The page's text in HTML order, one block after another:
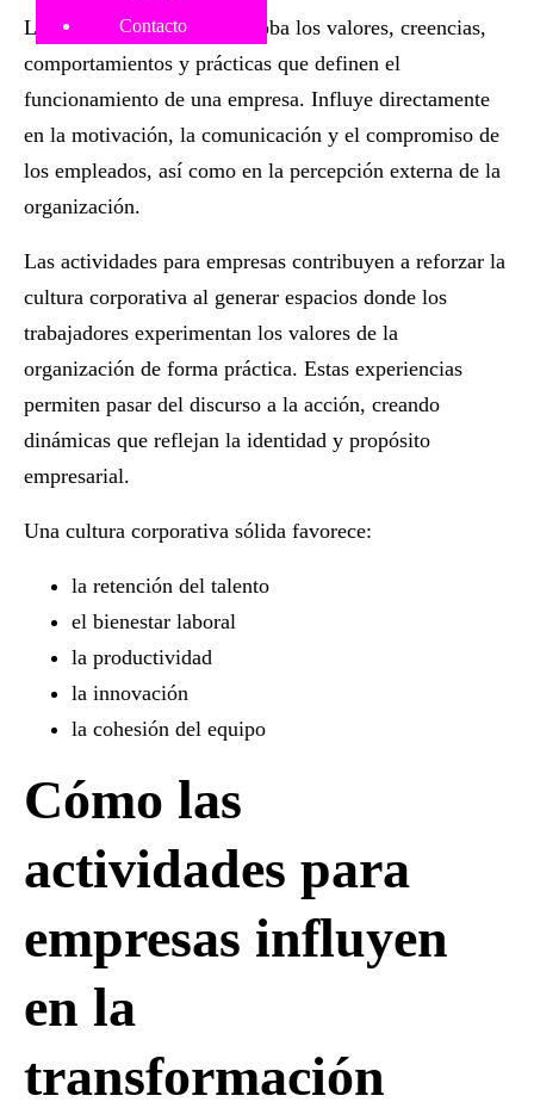
Contacto
La cultura corporativa engloba los valores, creencias,
comportamientos y prácticas que definen el
funcionamiento de una empresa. Influye directamente
en la motivación, la comunicación y el compromiso de
los empleados, así como en la percepción externa de la
organización.
Las actividades para empresas contribuyen a reforzar la
cultura corporativa al generar espacios donde los
trabajadores experimentan los valores de la
organización de forma práctica. Estas experiencias
permiten pasar del discurso a la acción, creando
dinámicas que reflejan la identidad y propósito
empresarial.
Una cultura corporativa sólida favorece:
la retención del talento
el bienestar laboral
la productividad
la innovación
la cohesión del equipo
Cómo las
actividades para
empresas influyen
en la
transformación